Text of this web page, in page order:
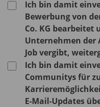
Ich bin damit
Bewerbung von
Co. KG bearbeitet
Unternehmen der
Job vergibt,
Ich bin damit
Communitys für
E-Mail-Updates